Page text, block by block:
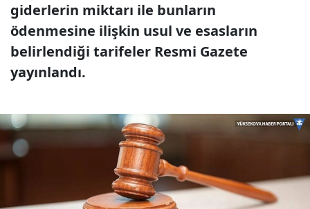
giderlerin miktarı ile bunların
ödenmesine ilişkin usul ve esasların
belirlendiği tarifeler Resmi Gazete
yayınlandı.